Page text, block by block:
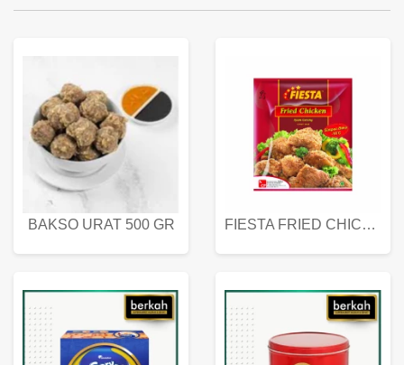
BAKSO URAT 500 GR FIESTA FRIED CHICKEN 500 GR